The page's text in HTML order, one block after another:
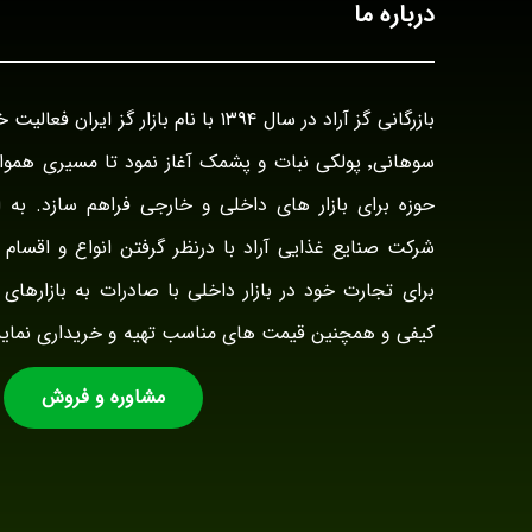
درباره ما
سوهانی٬ پولکی نبات و پشمک آغاز نمود تا مسیری
حوزه برای بازار های داخلی و خارجی فراهم سازد.
شرکت صنایع غذایی آراد با درنظر گرفتن انواع و
برای تجارت خود در بازار داخلی با صادرات به
کیفی و همچنین قیمت های مناسب تهیه و خریداری
مشاوره و فروش